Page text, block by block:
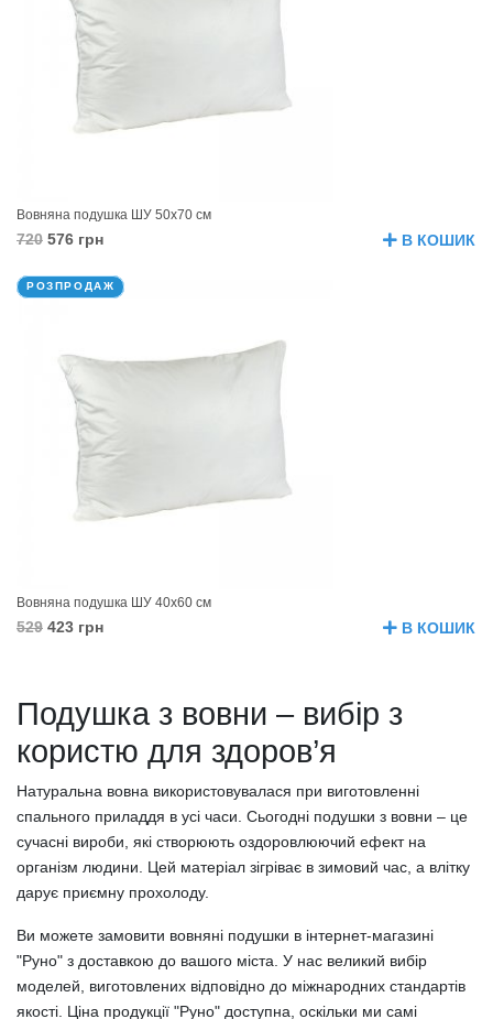
Вовняна подушка ШУ 50х70 см
720 576 грн В КОШИК
РОЗПРОДАЖ
Вовняна подушка ШУ 40х60 см
529 423 грн В КОШИК
Подушка з вовни – вибір з
користю для здоров’я
Натуральна вовна використовувалася при виготовленні
спального приладдя в усі часи. Сьогодні подушки з вовни – це
сучасні вироби, які створюють оздоровлюючий ефект на
організм людини. Цей матеріал зігріває в зимовий час, а влітку
дарує приємну прохолоду.
Ви можете замовити вовняні подушки в інтернет-магазині
"Руно" з доставкою до вашого міста. У нас великий вибір
моделей, виготовлених відповідно до міжнародних стандартів
якості. Ціна продукції "Руно" доступна, оскільки ми самі